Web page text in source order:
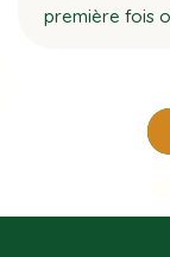
première fois